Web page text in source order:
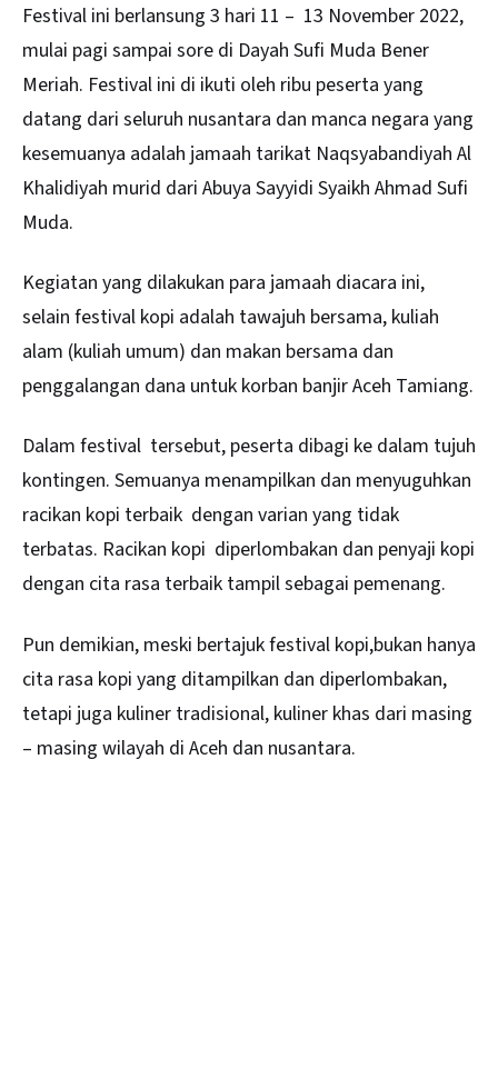
Festival ini berlansung 3 hari 11 – 13 November 2022,
mulai pagi sampai sore di Dayah Sufi Muda Bener
Meriah. Festival ini di ikuti oleh ribu peserta yang
datang dari seluruh nusantara dan manca negara yang
kesemuanya adalah jamaah tarikat Naqsyabandiyah Al
Khalidiyah murid dari Abuya Sayyidi Syaikh Ahmad Sufi
Muda.
Kegiatan yang dilakukan para jamaah diacara ini,
selain festival kopi adalah tawajuh bersama, kuliah
alam (kuliah umum) dan makan bersama dan
penggalangan dana untuk korban banjir Aceh Tamiang.
Dalam festival tersebut, peserta dibagi ke dalam tujuh
kontingen. Semuanya menampilkan dan menyuguhkan
racikan kopi terbaik dengan varian yang tidak
terbatas. Racikan kopi diperlombakan dan penyaji kopi
dengan cita rasa terbaik tampil sebagai pemenang.
Pun demikian, meski bertajuk festival kopi,bukan hanya
cita rasa kopi yang ditampilkan dan diperlombakan,
tetapi juga kuliner tradisional, kuliner khas dari masing
– masing wilayah di Aceh dan nusantara.